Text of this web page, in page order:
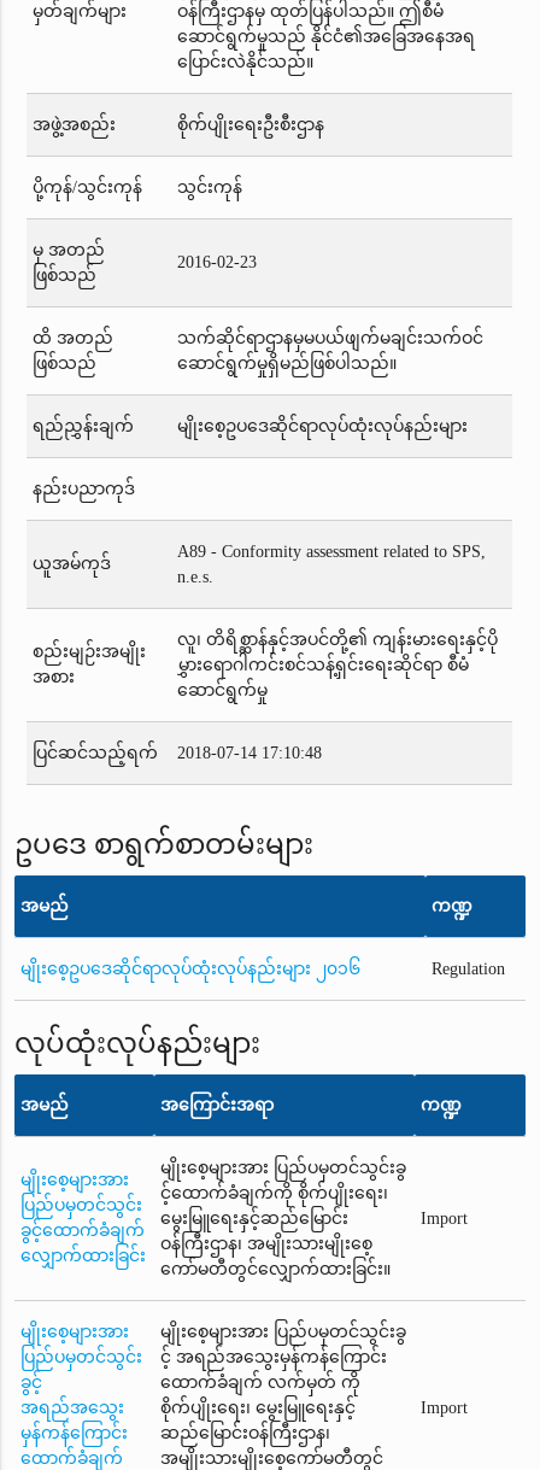
မှတ်ချက်များ
ဝန်ကြီးဌာနမှ ထုတ်ပြန်ပါသည်။ ဤစီမံ
ဆောင်ရွက်မှုသည် နိုင်ငံ၏အခြေအနေအရ
ပြောင်းလဲနိုင်သည်။
အဖွဲ့အစည်း စိုက်ပျိုးရေးဦးစီးဌာန
ပို့ကုန်/သွင်းကုန် သွင်းကုန်
မှ အတည်
ဖြစ်သည်
2016-02-23
ထိ အတည်
ဖြစ်သည်
သက်ဆိုင်ရာဌာနမှမပယ်ဖျက်မချင်းသက်ဝင်
ဆောင်ရွက်မှုရှိမည်ဖြစ်ပါသည်။
ရည်ညွှန်းချက် မျိုးစေ့ဥပဒေဆိုင်ရာလုပ်ထုံးလုပ်နည်းများ
နည်းပညာကုဒ်
ယူအမ်ကုဒ်
A89 - Conformity assessment related to SPS,
n.e.s.
စည်းမျဉ်းအမျိုး
အစား
လူ၊ တိရိစ္ဆာန်နှင့်အပင်တို့၏ ကျန်းမားရေးနှင့်ပို
မွှားရောဂါကင်းစင်သန့်ရှင်းရေးဆိုင်ရာ စီမံ
ဆောင်ရွက်မှု
ပြင်ဆင်သည့်ရက် 2018-07-14 17:10:48
ဥပဒေ စာရွက်စာတမ်းများ
အမည် ကဏ္ဍ
မျိုးစေ့ဥပဒေဆိုင်ရာလုပ်ထုံးလုပ်နည်းများ ၂၀၁၆ Regulation
လုပ်ထုံးလုပ်နည်းများ
အမည် အကြောင်းအရာ ကဏ္ဍ
မျိုးစေ့များအား
ပြည်ပမှတင်သွင်း
ခွင့်ထောက်ခံချက်
လျှောက်ထားခြင်း
မျိုးစေ့များအား ပြည်ပမှတင်သွင်းခွ
င့်ထောက်ခံချက်ကို စိုက်ပျိုးရေး၊
မွေးမြူရေးနှင့်ဆည်မြောင်း
ဝန်ကြီးဌာန၊ အမျိုးသားမျိုးစေ့
ကော်မတီတွင်လျှောက်ထားခြင်း။
Import
မျိုးစေ့များအား
ပြည်ပမှတင်သွင်း
ခွင့်
အရည်အသွေး
မှန်ကန်ကြောင်း
ထောက်ခံချက်
မျိုးစေ့များအား ပြည်ပမှတင်သွင်းခွ
င့် အရည်အသွေးမှန်ကန်ကြောင်း
ထောက်ခံချက် လက်မှတ် ကို
စိုက်ပျိုးရေး၊ မွေးမြူရေးနှင့်
ဆည်မြောင်းဝန်ကြီးဌာန၊
အမျိုးသားမျိုးစေ့ကော်မတီတွင်
Import